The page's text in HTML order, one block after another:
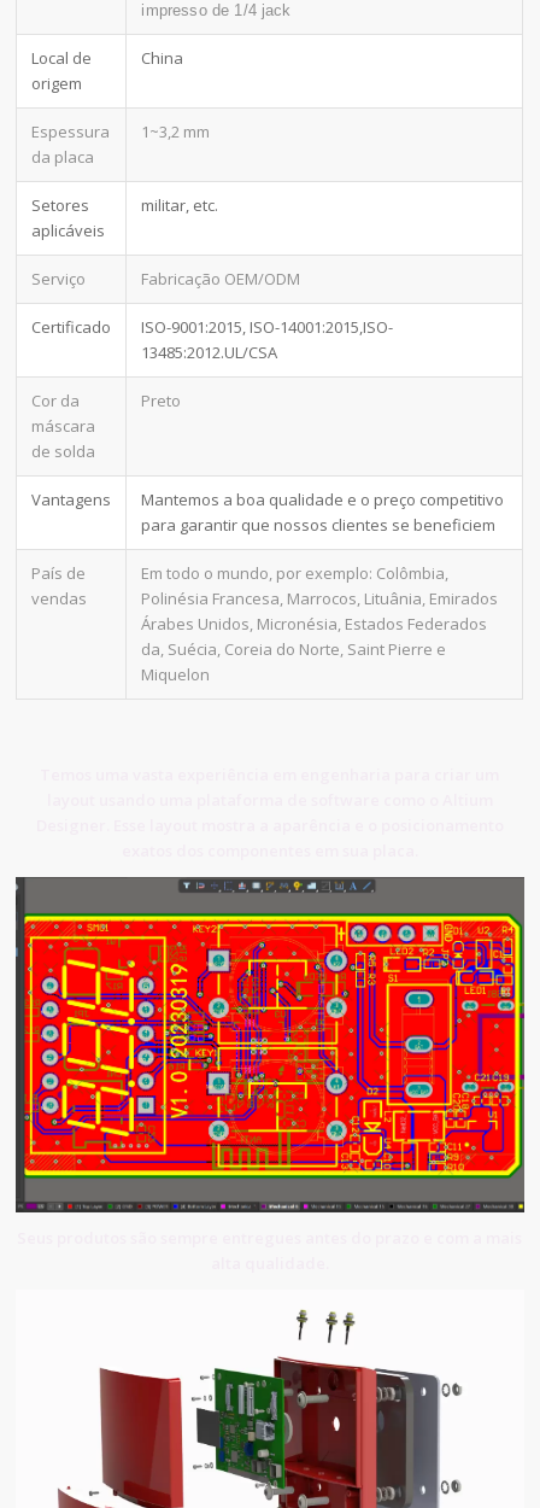
impresso de 1/4 jack
Local de
origem
China
Espessura
da placa
1~3,2 mm
Setores
aplicáveis
militar, etc.
Serviço Fabricação OEM/ODM
Certificado
ISO-9001:2015, ISO-14001:2015,ISO-
13485:2012.UL/CSA
Cor da
máscara
de solda
Preto
Vantagens
Mantemos a boa qualidade e o preço competitivo
para garantir que nossos clientes se beneficiem
País de
vendas
Em todo o mundo, por exemplo: Colômbia,
Polinésia Francesa, Marrocos, Lituânia, Emirados
Árabes Unidos, Micronésia, Estados Federados
da, Suécia, Coreia do Norte, Saint Pierre e
Miquelon